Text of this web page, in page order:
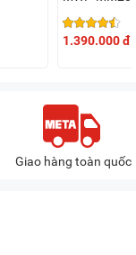
1.390.000 đ
Giao hàng toàn quốc